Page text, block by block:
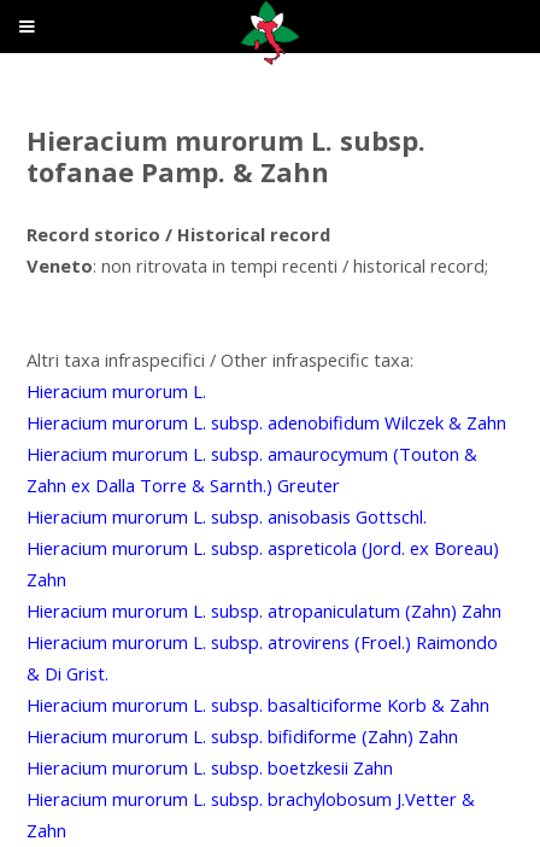
Hieracium murorum L. subsp.
tofanae Pamp. & Zahn
Record storico / Historical record
Veneto: non ritrovata in tempi recenti / historical record;
Altri taxa infraspecifici / Other infraspecific taxa:
Hieracium murorum L.
Hieracium murorum L. subsp. adenobifidum Wilczek & Zahn
Hieracium murorum L. subsp. amaurocymum (Touton &
Zahn ex Dalla Torre & Sarnth.) Greuter
Hieracium murorum L. subsp. anisobasis Gottschl.
Hieracium murorum L. subsp. aspreticola (Jord. ex Boreau)
Zahn
Hieracium murorum L. subsp. atropaniculatum (Zahn) Zahn
Hieracium murorum L. subsp. atrovirens (Froel.) Raimondo
& Di Grist.
Hieracium murorum L. subsp. basalticiforme Korb & Zahn
Hieracium murorum L. subsp. bifidiforme (Zahn) Zahn
Hieracium murorum L. subsp. boetzkesii Zahn
Hieracium murorum L. subsp. brachylobosum J.Vetter &
Zahn